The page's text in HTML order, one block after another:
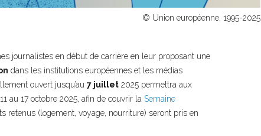
© Union européenne, 1995-2025
journalistes en début de carrière en leur proposant une
dans les institutions européennes et les médias
ouvert jusqu’au 7 juillet2025 permettra aux
au 17 octobre 2025, afin de couvrir laSemaine
retenus (logement, voyage, nourriture) seront pris en